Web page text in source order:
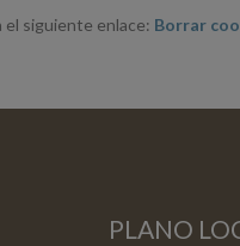
el siguiente enlace: Borrar
PLANO